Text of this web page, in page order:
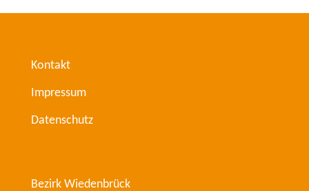
Kontakt
Impressum
Datenschutz
Bezirk Wiedenbrück